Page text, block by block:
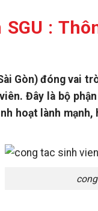
SGU :
Gòn) đóng vai
Đây là bộ
hoạt lành